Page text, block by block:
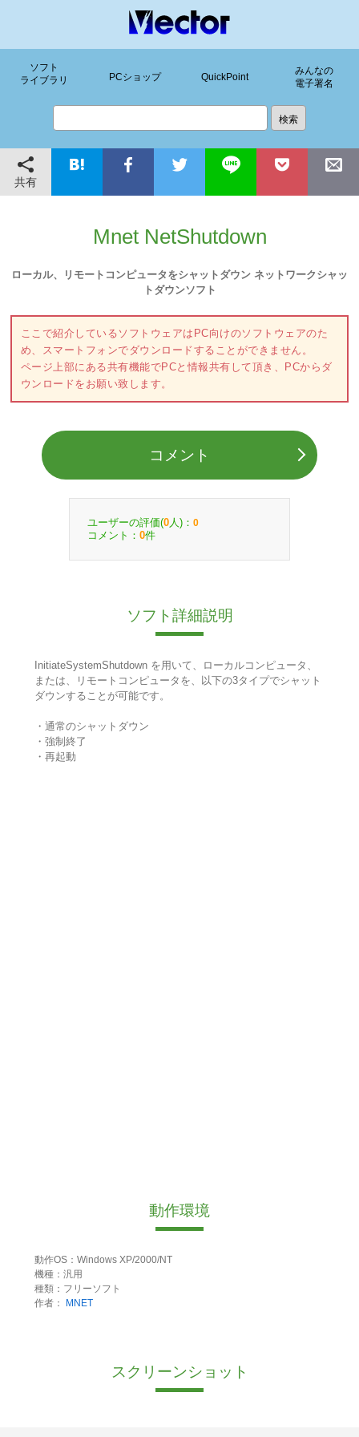
ソフト
ライブラリ
PCショップ QuickPoint
みんなの
電子署名
共有
Mnet NetShutdown
ローカル、リモートコンピュータをシャットダウン ネットワークシャッ
トダウンソフト
ここで紹介しているソフトウェアはPC向けのソフトウェアのた
め、スマートフォンでダウンロードすることができません。
ページ上部にある共有機能でPCと情報共有して頂き、PCからダ
ウンロードをお願い致します。
コメント
ユーザーの評価(0 人)： 0
コメント： 0件
ソフト詳細説明
InitiateSystemShutdown を用いて、ローカルコンピュータ、
または、リモートコンピュータを、以下の3タイプでシャット
ダウンすることが可能です。
・通常のシャットダウン
・強制終了
・再起動
動作環境
動作OS：Windows XP/2000/NT
機種：汎用
種類：フリーソフト
作者：
MNET
スクリーンショット